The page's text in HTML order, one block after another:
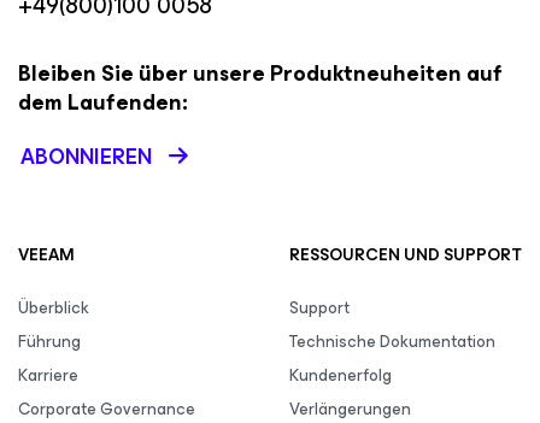
Bleiben Sie über unsere Produktneuheiten auf
dem Laufenden:
ABONNIEREN
VEEAM
Überblick
Führung
Karriere
Corporate Governance
RESSOURCEN UND SUPPORT
Support
Technische Dokumentation
Kundenerfolg
Verlängerungen